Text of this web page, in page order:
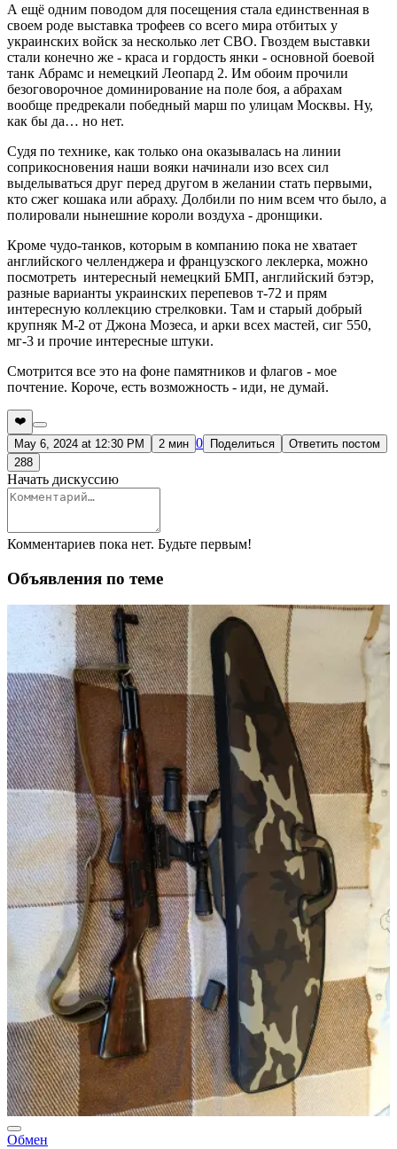
А ещё одним поводом для посещения стала единственная в
своем роде выставка трофеев со всего мира отбитых у
украинских войск за несколько лет СВО. Гвоздем выставки
стали конечно же - краса и гордость янки - основной боевой
танк Абрамс и немецкий Леопард 2. Им обоим прочили
безоговорочное доминирование на поле боя, а абрахам
вообще предрекали победный марш по улицам Москвы. Ну,
как бы да… но нет.
Судя по технике, как только она оказывалась на линии
соприкосновения наши вояки начинали изо всех сил
выделываться друг перед другом в желании стать первыми,
кто сжег кошака или абраху. Долбили по ним всем что было, а
полировали нынешние короли воздуха - дронщики.
Кроме чудо-танков, которым в компанию пока не хватает
английского челленджера и французского леклерка, можно
посмотреть интересный немецкий БМП, английский бэтэр,
разные варианты украинских перепевов т-72 и прям
интересную коллекцию стрелковки. Там и старый добрый
крупняк М-2 от Джона Мозеса, и арки всех мастей, сиг 550,
мг-3 и прочие интересные штуки.
Смотрится все это на фоне памятников и флагов - мое
почтение. Короче, есть возможность - иди, не думай.
❤️
May 6, 2024 at 12:30 PM
2 мин 0 Поделиться
Ответить постом
288
Начать дискуссию
Комментариев пока нет. Будьте первым!
Объявления по теме
Обмен